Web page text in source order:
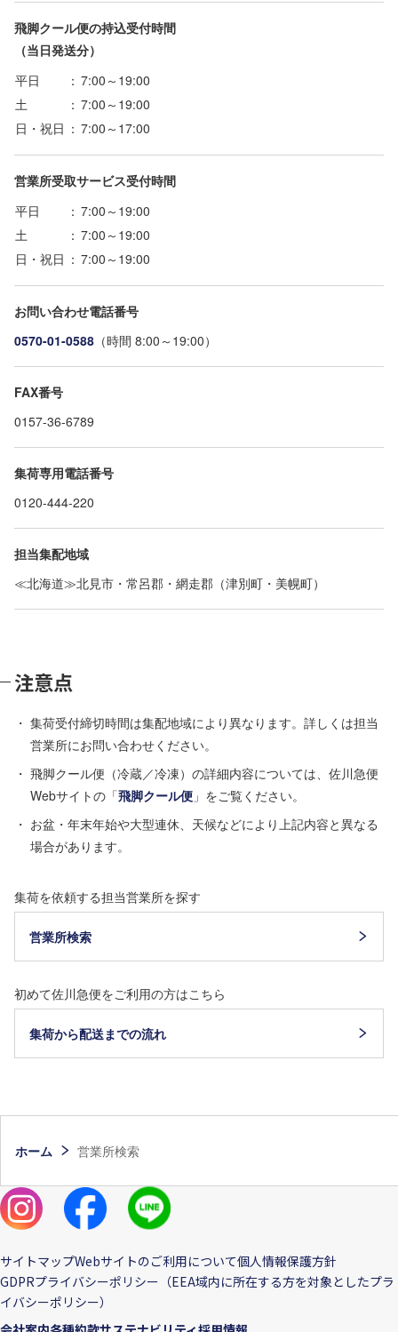
飛脚クール便の持込受付時間
（当日発送分）
平日
： 7:00～19:00
土
： 7:00～19:00
日・祝日 ： 7:00～17:00
営業所受取サービス受付時間
平日
： 7:00～19:00
土
： 7:00～19:00
日・祝日 ： 7:00～19:00
お問い合わせ電話番号
0570-01-0588 （時間 8:00～19:00）
FAX番号
0157-36-6789
集荷専用電話番号
0120-444-220
担当集配地域
≪北海道≫北見市・常呂郡・網走郡（津別町・美幌町）
注意点
集荷受付締切時間は集配地域により異なります。詳しくは担当
営業所にお問い合わせください。
飛脚クール便（冷蔵／冷凍）の詳細内容については、佐川急便
Webサイトの「飛脚クール便」をご覧ください。
お盆・年末年始や大型連休、天候などにより上記内容と異なる
場合があります。
集荷を依頼する担当営業所を探す
営業所検索
初めて佐川急便をご利用の方はこちら
集荷から配送までの流れ
ホーム 営業所検索
サイトマップWebサイトのご利用について個人情報保護方針
GDPRプライバシーポリシー（EEA域内に所在する方を対象としたプラ
イバシーポリシー）